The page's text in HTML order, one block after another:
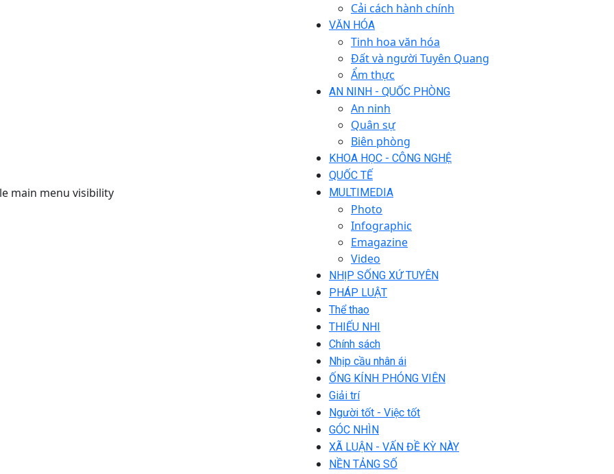
main menu visibility
Cải cách hành chính
VĂN HÓA
Tinh hoa văn hóa
Đất và người Tuyên Quang
Ẩm thực
AN NINH - QUỐC PHÒNG
An ninh
Quân sự
Biên phòng
KHOA HỌC - CÔNG NGHỆ
QUỐC TẾ
MULTIMEDIA
Photo
Infographic
Emagazine
Video
NHỊP SỐNG XỨ TUYÊN
PHÁP LUẬT
Thể thao
THIẾU NHI
Chính sách
Nhịp cầu nhân ái
ỐNG KÍNH PHÓNG VIÊN
Giải trí
Người tốt - Việc tốt
GÓC NHÌN
XÃ LUẬN - VẤN ĐỀ KỲ NÀY
NỀN TẢNG SỐ